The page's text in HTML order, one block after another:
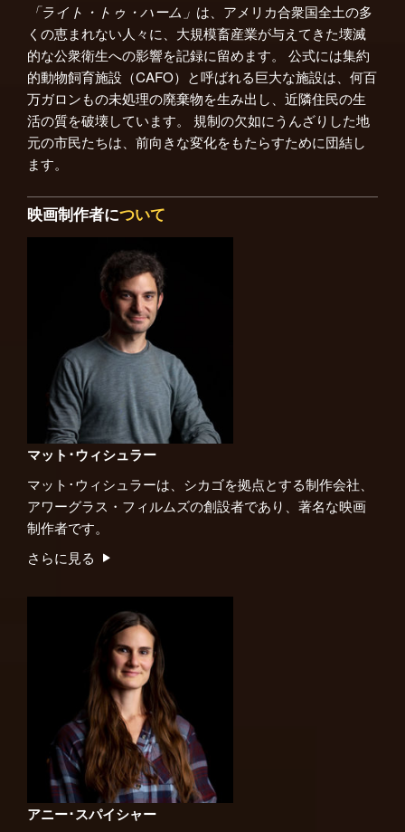
「ライト・トゥ・ハーム」 は、アメリカ合衆国全土の多
くの恵まれない人々に、大規模畜産業が与えてきた壊滅
的な公衆衛生への影響を記録に留めます。 公式には集約
的動物飼育施設（CAFO）と呼ばれる巨大な施設は、何百
万ガロンもの未処理の廃棄物を生み出し、近隣住民の生
活の質を破壊しています。 規制の欠如にうんざりした地
元の市民たちは、前向きな変化をもたらすために団結し
ます。
映画制作者について
マット･ウィシュラー
マット･ウィシュラーは、シカゴを拠点とする制作会社、
アワーグラス・フィルムズの創設者であり、著名な映画
制作者です。
さらに見る
アニー･スパイシャー